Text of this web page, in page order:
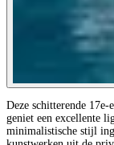
Deze schitterende 17e-
geniet een excellente
minimalistische stijl